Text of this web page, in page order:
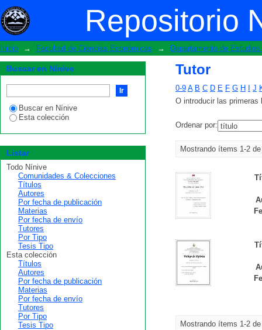
Repositorio
Tutor
Inicio → Facultad de Ciencias Económicas → Departamento de
Tutor
0-9 A B C D E F G H J
O introducir las primeras
Ordenar por:
Mostrando ítems 1-2
Mostrando ítems 1-2
Buscar en Nínive
Buscar en Nínive
Esta colección
Listar
Todo Nínive
Comunidades & Colecciones
Títulos
Autores
Por fecha de publicación
Materias
Por fecha de envío
Tutores
Por Tipo
Tesis Tipo
Esta colección
Títulos
Autores
Por fecha de publicación
Materias
Por fecha de envío
Tutores
Por Tipo
Tesis Tipo